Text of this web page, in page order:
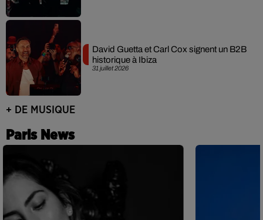
31 juillet 2026
David Guetta et Carl Cox signent un B2B
historique à Ibiza
+ DE MUSIQUE
Paris News